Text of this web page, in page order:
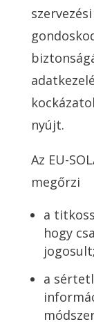
nyújt.
Az EU-
megőrzi
a
hogy
jogosult;
a